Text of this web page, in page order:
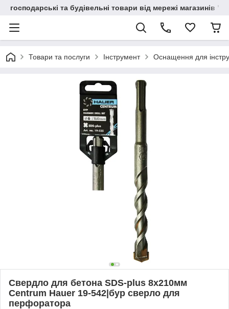
господарські та будівельні товари від мережі магазинів
Товари та послуги Інструмент Оснащення для
Свердло для бетона SDS-plus 8х210мм
Centrum Hauer 19-542|бур сверло для
перфоратора